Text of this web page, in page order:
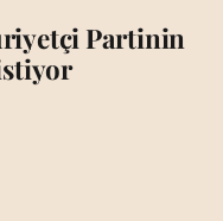
Partinin